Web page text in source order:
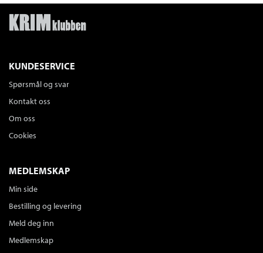
KUNDESERVICE
Spørsmål og svar
Kontakt oss
Om oss
Cookies
MEDLEMSKAP
Min side
Bestilling og levering
Meld deg inn
Medlemskap